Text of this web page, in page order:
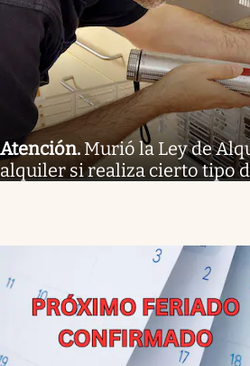
Atención. Murió la Ley de
alquiler si realiza cierto tipo